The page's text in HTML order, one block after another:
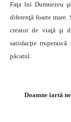
Faţa lui Dumnezeu
diferenţă foarte
creator de viaţă şi
satisfacţie
păcatul.
Doamne iartă